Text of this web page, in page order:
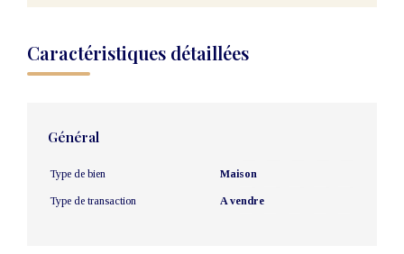
Caractéristiques détaillées
Général
Type de bien Maison
Type de transaction A vendre